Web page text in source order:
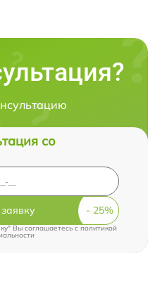
со
Вы соглашаетесь cполитикой